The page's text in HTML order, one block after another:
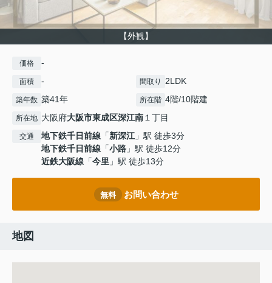
【外観】
価格 -
面積 - 間取り 2LDK
築年数 築41年 所在階 4階/10階建
所在地 大阪府大阪市東成区深江南 １丁目
交通 地下鉄千日前線 「新深江 」駅 徒歩3分
地下鉄千日前線 「小路 」駅 徒歩12分
近鉄大阪線 「今里 」駅 徒歩13分
無料 お問い合わせ
地図